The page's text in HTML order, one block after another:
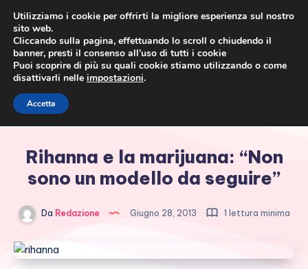
Rihanna e la marijuana: “Non
sono un modello da seguire”
Da Redazione Giugno 28, 2013 1 lettura minima
Utilizziamo i cookie per offrirti la migliore esperienza sul nostro
sito web.
Cliccando sulla pagina, effettuando lo scroll o chiudendo il
banner, presti il consenso all’uso di tutti i cookie
Puoi scoprire di più su quali cookie stiamo utilizzando o come
disattivarli nelle impostazioni.
Accetta